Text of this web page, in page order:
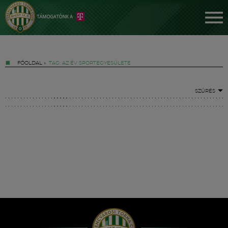
FŐOLDAL » TAG: AZ ÉV SPORTEGYESÜLETE
SZŰRÉS
Hírek